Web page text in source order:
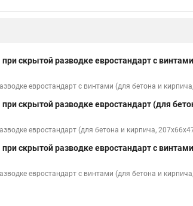
скрытой разводке евростандарт с
евростандарт с винтами (для бетона и
скрытой разводке евростандарт (для
евростандарт (для бетона и кирпича,
скрытой разводке евростандарт с
евростандарт с винтами (для бетона и